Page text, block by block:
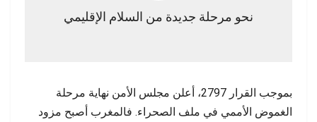
نحو مرحلة جديدة من السلام الإقليمي
بموجب القرار 2797، أعلن مجلس الأمن نهاية مرحلة
الغموض الأممي في ملف الصحراء. فالمغرب أصبح مزود